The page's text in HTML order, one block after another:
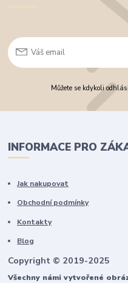
Můžete se kdykoli
INFORMACE PRO
Jak nakupovat
Obchodní podmínky
Kontakty
Blog
Copyright © 2019-2025
Všechny námi vytvořené